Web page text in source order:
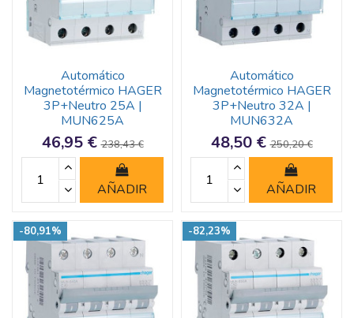
Automático
Magnetotérmico HAGER
3P+Neutro 25A |
MUN625A
46,95 €238,43 €
AÑADIR
Automático
Magnetotérmico HAGER
3P+Neutro 32A |
MUN632A
48,50 €250,20 €
AÑADIR
-80,91% -82,23%